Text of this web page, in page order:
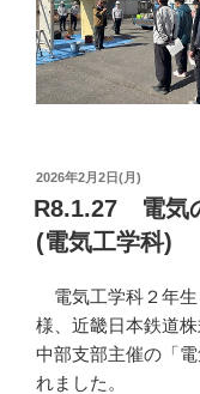
投
稿
日:
2026年2月2日(月)
R8.1.27 電気
(電気工学科)
電気工学科２年生
様、近畿日本鉄道
中部支部主催の「
れました。